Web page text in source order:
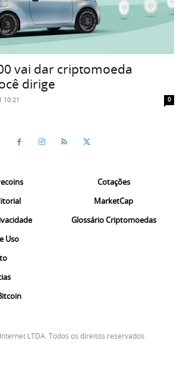
vai dar criptomoeda
dirige
10:21 0
Uso
Cotações
MarketCap
Glossário Criptomoedas
LTDA. Todos os direitos reservados.